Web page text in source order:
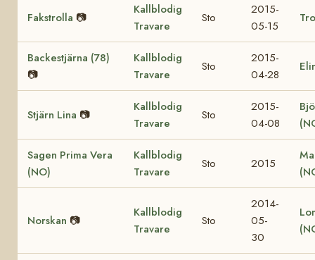
Fakstrolla 📷
Kallblodig
Travare
Sto
2015-
05-15
Backestjärna (78)
📷
Kallblodig
Travare
Sto
2015-
04-28
Stjärn Lina 📷
Kallblodig
Travare
Sto
2015-
04-08
Sagen Prima Vera
(NO)
Kallblodig
Travare
Sto 2015
Norskan 📷
Kallblodig
Travare
Sto
2014-
05-
30